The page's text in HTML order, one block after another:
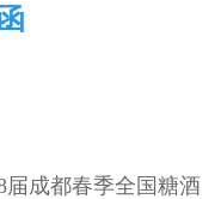
届成都春季全国糖酒